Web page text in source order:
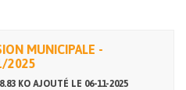
MUNICIPALE -
2025
KO AJOUTÉ LE 06-11-2025